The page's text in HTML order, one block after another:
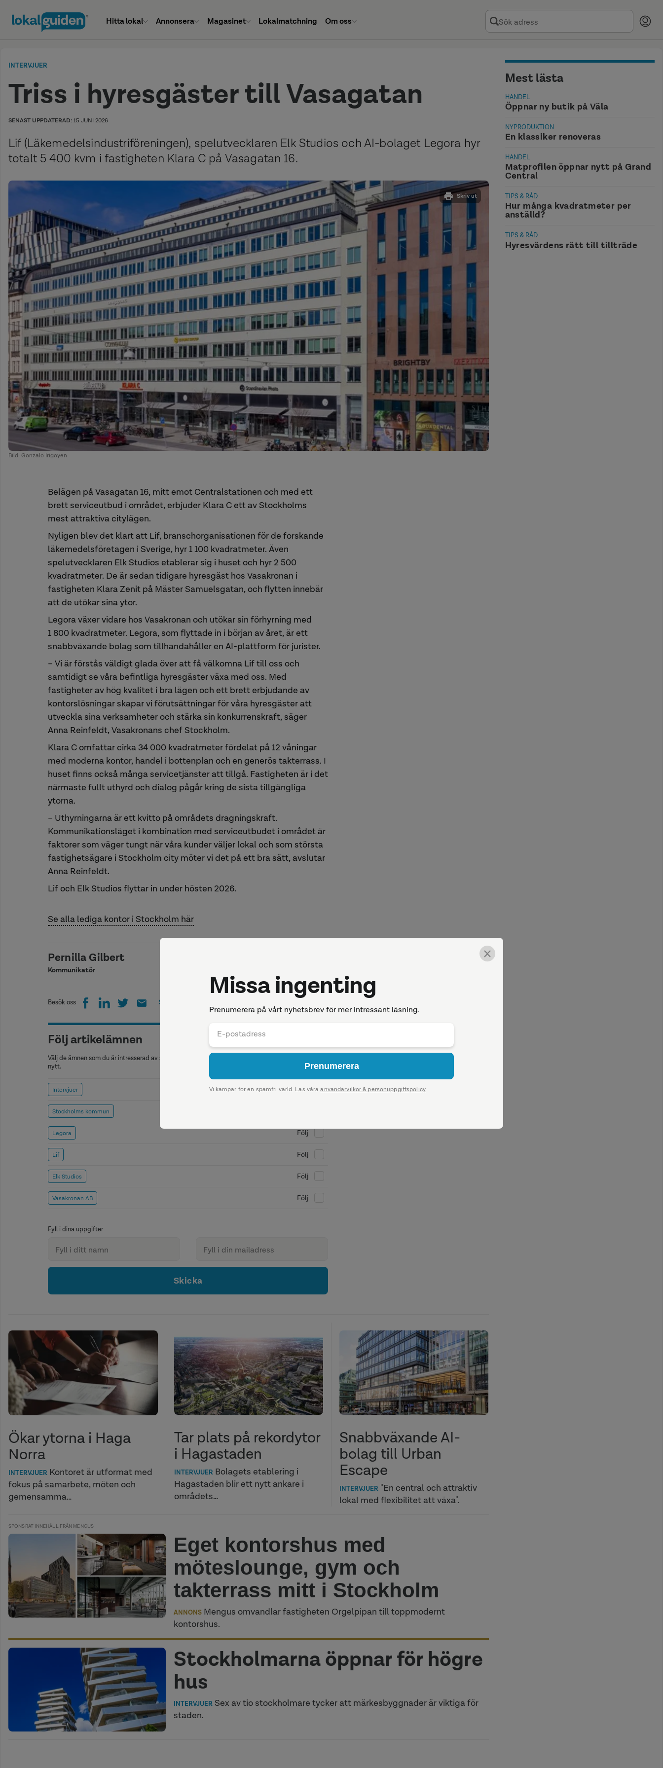
Hitta lokal Annonsera Magasinet Lokalmatchning Om oss
INTERVJUER
Triss i hyresgäster till Vasagatan
SENAST UPPDATERAD:15 JUNI 2026
Lif (Läkemedelsindustriföreningen), spelutvecklaren Elk Studios och AI-bolaget Legora hyr
totalt 5 400 kvm i fastigheten Klara C på Vasagatan 16.
Skriv ut
Bild: Gonzalo Irigoyen
Belägen på Vasagatan 16, mitt emot Centralstationen och med ett
brett serviceutbud i området, erbjuder Klara C ett av Stockholms
mest attraktiva citylägen.
Nyligen blev det klart att Lif, branschorganisationen för de forskande
läkemedelsföretagen i Sverige, hyr 1 100 kvadratmeter. Även
spelutvecklaren Elk Studios etablerar sig i huset och hyr 2 500
kvadratmeter. De är sedan tidigare hyresgäst hos Vasakronan i
fastigheten Klara Zenit på Mäster Samuelsgatan, och flytten innebär
att de utökar sina ytor.
Legora växer vidare hos Vasakronan och utökar sin förhyrning med
1 800 kvadratmeter. Legora, som flyttade in i början av året, är ett
snabbväxande bolag som tillhandahåller en AI-plattform för jurister.
– Vi är förstås väldigt glada över att få välkomna Lif till oss och
samtidigt se våra befintliga hyresgäster växa med oss. Med
fastigheter av hög kvalitet i bra lägen och ett brett erbjudande av
kontorslösningar skapar vi förutsättningar för våra hyresgäster att
utveckla sina verksamheter och stärka sin konkurrenskraft, säger
Anna Reinfeldt, Vasakronans chef Stockholm.
Klara C omfattar cirka 34 000 kvadratmeter fördelat på 12 våningar
med moderna kontor, handel i bottenplan och en generös takterrass. I
huset finns också många servicetjänster att tillgå. Fastigheten är i det
närmaste fullt uthyrd och dialog pågår kring de sista tillgängliga
ytorna.
– Uthyrningarna är ett kvitto på områdets dragningskraft.
Kommunikationsläget i kombination med serviceutbudet i området är
faktorer som väger tungt när våra kunder väljer lokal och som största
fastighetsägare i Stockholm city möter vi det på ett bra sätt, avslutar
Anna Reinfeldt.
Lif och Elk Studios flyttar in under hösten 2026.
Se alla lediga kontor i Stockholm här
Pernilla Gilbert
Kommunikatör
Besök oss Skriv ut
Följ artikelämnen
Välj de ämnen som du är intresserad av så kommer vi att meddela dig när vi publicerar någonting
nytt.
Intervjuer Följ
Stockholms kommun
Legora Följ
Lif Följ
Elk Studios Följ
Vasakronan AB Följ
Fyll i dina uppgifter
Skicka
Ökar ytorna i Haga
Norra
INTERVJUER Kontoret är utformat med
fokus på samarbete, möten och
gemensamma…
Tar plats på rekordytor
i Hagastaden
INTERVJUER Bolagets etablering i
Hagastaden blir ett nytt ankare i
områdets…
Snabbväxande AI-
bolag till Urban
Escape
INTERVJUER "En central och attraktiv
lokal med flexibilitet att växa".
SPONSRAT INNEHÅLL FRÅN MENGUS
Eget kontorshus med
möteslounge, gym och
takterrass mitt i Stockholm
ANNONS Mengus omvandlar fastigheten Orgelpipan till toppmodernt
kontorshus.
Stockholmarna öppnar för högre
hus
INTERVJUER Sex av tio stockholmare tycker att märkesbyggnader är viktiga för
staden.
Mest lästa
HANDEL
Öppnar ny butik på Väla
NYPRODUKTION
En klassiker renoveras
HANDEL
Matprofilen öppnar nytt på Grand
Central
TIPS & RÅD
Hur många kvadratmeter per
anställd?
TIPS & RÅD
Hyresvärdens rätt till tillträde